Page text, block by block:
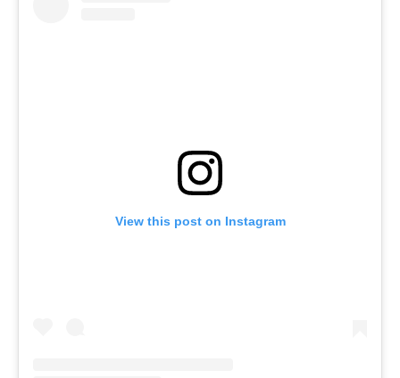
View this post on Instagram